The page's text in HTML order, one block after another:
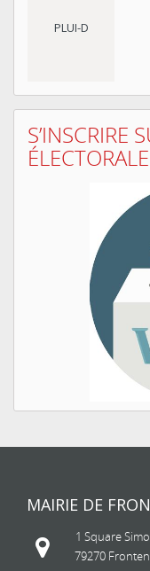
PLUI-D
S’INSCRIRE
MAIRIE DE
1 Square
79270